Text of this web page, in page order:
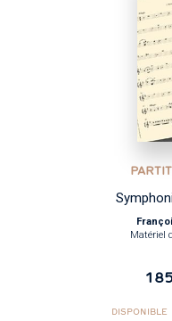
Matériel
DISPONIBLE